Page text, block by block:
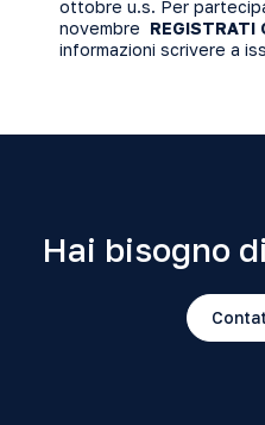
ottobre u.s. Per
novembre REGISTRATI
informazioni scrivere a
Hai bisogno